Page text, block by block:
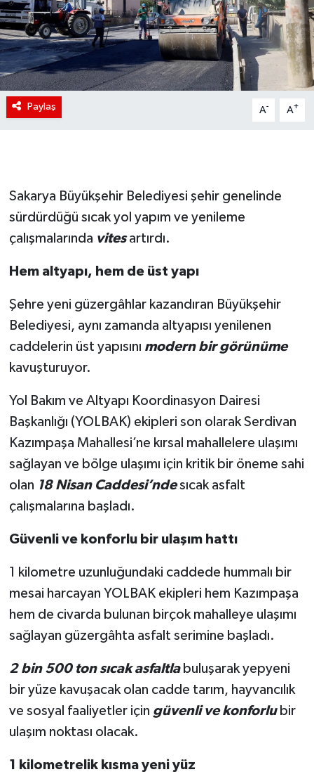
Paylaş A- A+
Sakarya Büyükşehir Belediyesi şehir genelinde
sürdürdüğü sıcak yol yapım ve yenileme
çalışmalarında vitesartırdı.
Hem altyapı, hem de üst yapı
Şehre yeni güzergâhlar kazandıran Büyükşehir
Belediyesi, aynı zamanda altyapısı yenilenen
caddelerin üst yapısını modern bir görünüme
kavuşturuyor.
Yol Bakım ve Altyapı Koordinasyon Dairesi
Başkanlığı (YOLBAK) ekipleri son olarak Serdivan
Kazımpaşa Mahallesi’ne kırsal mahallelere ulaşımı
sağlayan ve bölge ulaşımı için kritik bir öneme sahi
olan 18 Nisan Caddesi’ndesıcak asfalt
çalışmalarına başladı.
Güvenli ve konforlu bir ulaşım hattı
1 kilometre uzunluğundaki caddede hummalı bir
mesai harcayan YOLBAK ekipleri hem Kazımpaşa
hem de civarda bulunan birçok mahalleye ulaşımı
sağlayan güzergâhta asfalt serimine başladı.
2 bin 500 ton sıcak asfaltlabuluşarak yepyeni
bir yüze kavuşacak olan cadde tarım, hayvancılık
ve sosyal faaliyetler için güvenli ve konforlubir
ulaşım noktası olacak.
1 kilometrelik kısma yeni yüz